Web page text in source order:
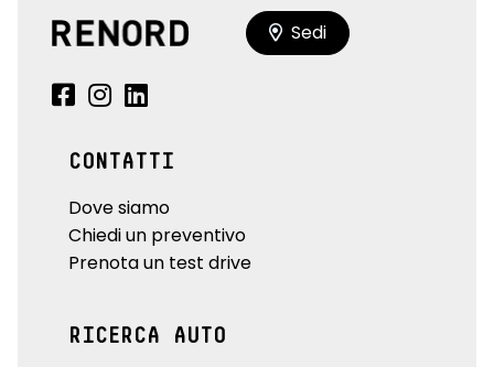
Sedi
CONTATTI
Dove siamo
Chiedi un preventivo
Prenota un test drive
RICERCA AUTO